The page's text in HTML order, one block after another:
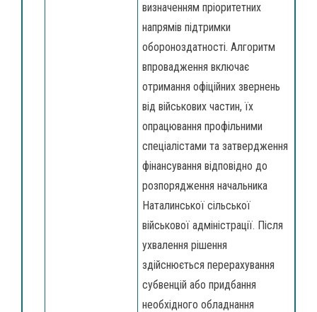
визначенням пріоритетних
напрямів підтримки
обороноздатності. Алгоритм
впровадження включає
отримання офіційних звернень
від військових частин, їх
опрацювання профільними
спеціалістами та затвердження
фінансування відповідно до
розпорядження начальника
Наталинської сільської
військової адміністрації. Після
ухвалення рішення
здійснюється перерахування
субвенцій або придбання
необхідного обладнання